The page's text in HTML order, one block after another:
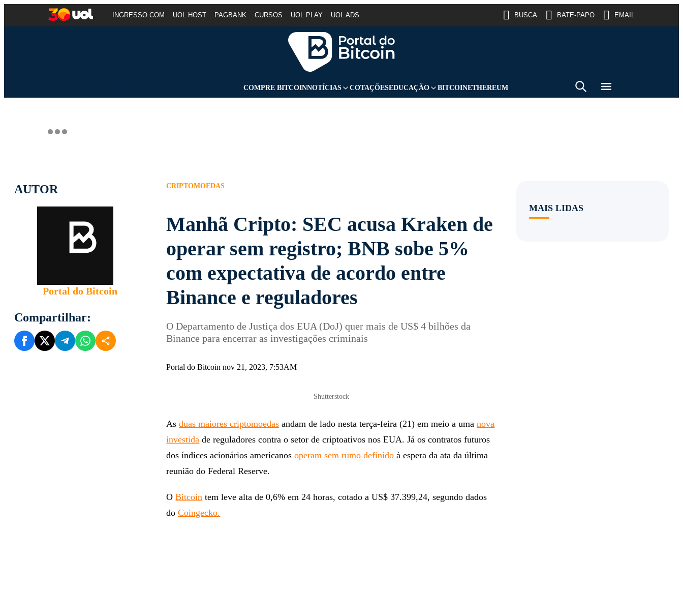
INGRESSO.COM UOL HOST PAGBANK CURSOS UOL PLAY UOL ADS BUSCA BATE-PAPO EMAIL
COMPRE BITCOINNOTÍCIAS COTAÇÕESEDUCAÇÃO BITCOINETHEREUM
AUTOR
Portal do Bitcoin
Compartilhar:
CRIPTOMOEDAS
Manhã Cripto: SEC acusa Kraken de
operar sem registro; BNB sobe 5%
com expectativa de acordo entre
Binance e reguladores
O Departamento de Justiça dos EUA (DoJ) quer mais de US$ 4 bilhões da
Binance para encerrar as investigações criminais
Portal do Bitcoin nov 21, 2023, 7:53AM
Shutterstock
Asduas maiores criptomoedas andam de lado nesta terça-feira (21) em meio a umanova
investida de reguladores contra o setor de criptoativos nos EUA. Já os contratos futuros
dos índices acionários americanosoperam sem rumo definido à espera da ata da última
reunião do Federal Reserve.
OBitcoin tem leve alta de 0,6% em 24 horas, cotado a US$ 37.399,24, segundo dados
doCoingecko.
MAIS LIDAS